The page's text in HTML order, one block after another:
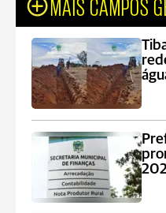
MAIS CAMPOS